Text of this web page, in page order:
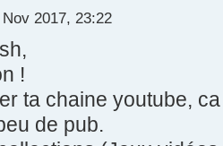
2017, 23:22
!
ta chaine youtube,
de pub.